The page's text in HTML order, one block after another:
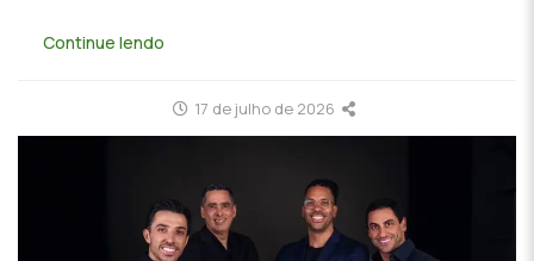
Continue lendo
17 de julho de 2026